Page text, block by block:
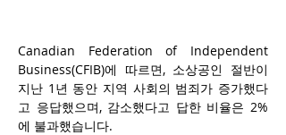
Canadian Federation of Independent
Business(CFIB)에 따르면, 소상공인 절반이
지난 1년 동안 지역 사회의 범죄가 증가했다
고 응답했으며, 감소했다고 답한 비율은 2%
에 불과했습니다.